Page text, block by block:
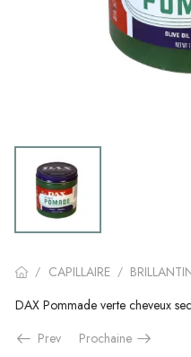
/ CAPILLAIRE /
DAX Pommade verte cheveux
Prev
Prochaine